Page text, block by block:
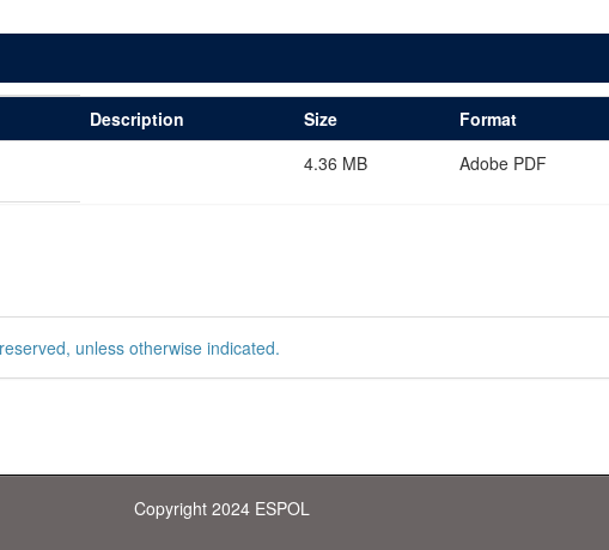
Description Size
Format
4.36 MB Adobe PDF
unless otherwise indicated.
Copyright 2024 ESPOL